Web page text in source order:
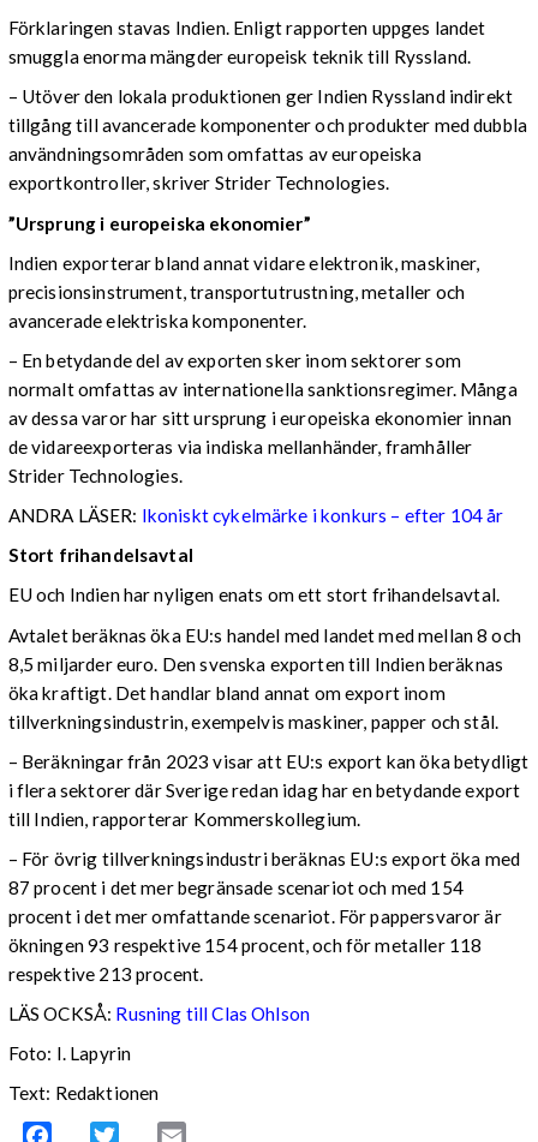
Förklaringen stavas Indien. Enligt rapporten uppges landet
smuggla enorma mängder europeisk teknik till Ryssland.
– Utöver den lokala produktionen ger Indien Ryssland indirekt
tillgång till avancerade komponenter och produkter med dubbla
användningsområden som omfattas av europeiska
exportkontroller, skriver Strider Technologies.
”Ursprung i europeiska ekonomier”
Indien exporterar bland annat vidare elektronik, maskiner,
precisionsinstrument, transportutrustning, metaller och
avancerade elektriska komponenter.
– En betydande del av exporten sker inom sektorer som
normalt omfattas av internationella sanktionsregimer. Många
av dessa varor har sitt ursprung i europeiska ekonomier innan
de vidareexporteras via indiska mellanhänder, framhåller
Strider Technologies.
ANDRA LÄSER: Ikoniskt cykelmärke i konkurs – efter 104 år
Stort frihandelsavtal
EU och Indien har nyligen enats om ett stort frihandelsavtal.
Avtalet beräknas öka EU:s handel med landet med mellan 8 och
8,5 miljarder euro. Den svenska exporten till Indien beräknas
öka kraftigt. Det handlar bland annat om export inom
tillverkningsindustrin, exempelvis maskiner, papper och stål.
– Beräkningar från 2023 visar att EU:s export kan öka betydligt
i flera sektorer där Sverige redan idag har en betydande export
till Indien, rapporterar Kommerskollegium.
– För övrig tillverkningsindustri beräknas EU:s export öka med
87 procent i det mer begränsade scenariot och med 154
procent i det mer omfattande scenariot. För pappersvaror är
ökningen 93 respektive 154 procent, och för metaller 118
respektive 213 procent.
LÄS OCKSÅ: Rusning till Clas Ohlson
Foto: I. Lapyrin
Text: Redaktionen
Facebook Twitter